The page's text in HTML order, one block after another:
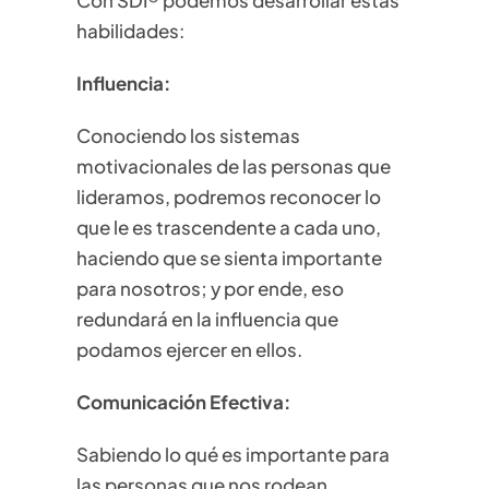
habilidades:
Influencia:
Conociendo los sistemas
motivacionales de las personas que
lideramos, podremos reconocer lo
que le es trascendente a cada uno,
haciendo que se sienta importante
para nosotros; y por ende, eso
redundará en la influencia que
podamos ejercer en ellos.
Comunicación Efectiva:
Sabiendo lo qué es importante para